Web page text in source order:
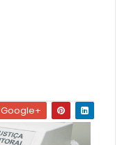
Google+